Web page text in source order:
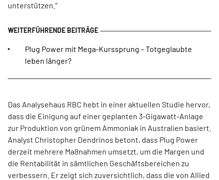
unterstützen.“
Plug Power mit Mega-Kurssprung – Totgeglaubte
leben länger?
Das Analysehaus RBC hebt in einer aktuellen Studie hervor,
dass die Einigung auf einer geplanten 3-Gigawatt-Anlage
zur Produktion von grünem Ammoniak in Australien basiert.
Analyst Christopher Dendrinos betont, dass Plug Power
derzeit mehrere Maßnahmen umsetzt, um die Margen und
die Rentabilität in sämtlichen Geschäftsbereichen zu
verbessern. Er zeigt sich zuversichtlich, dass die von Allied